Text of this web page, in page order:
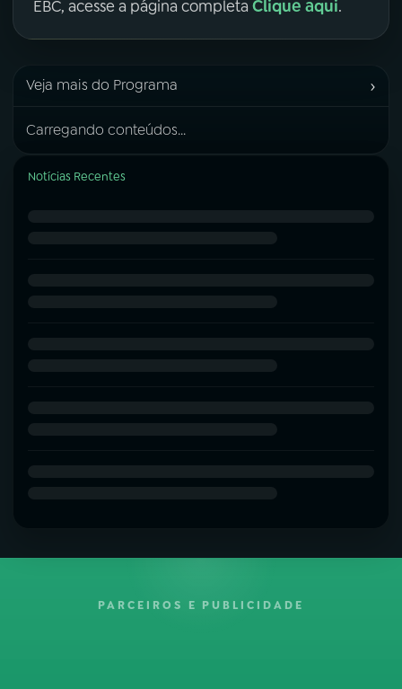
EBC, acesse a página completa Clique aqui.
Veja mais do Programa ›
Carregando conteúdos...
Notícias Recentes
PARCEIROS E PUBLICIDADE